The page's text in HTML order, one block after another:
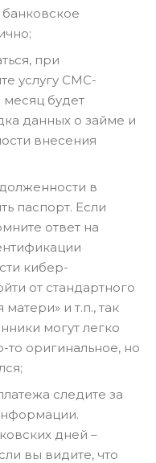
банковское
при
услугу СМС-
будет
данных о займе и
внесения
в
паспорт. Если
ответ на
кибер-
от стандартного
и т.п., так
могут легко
то оригинальное, но
следите за
дней –
вы видите, что